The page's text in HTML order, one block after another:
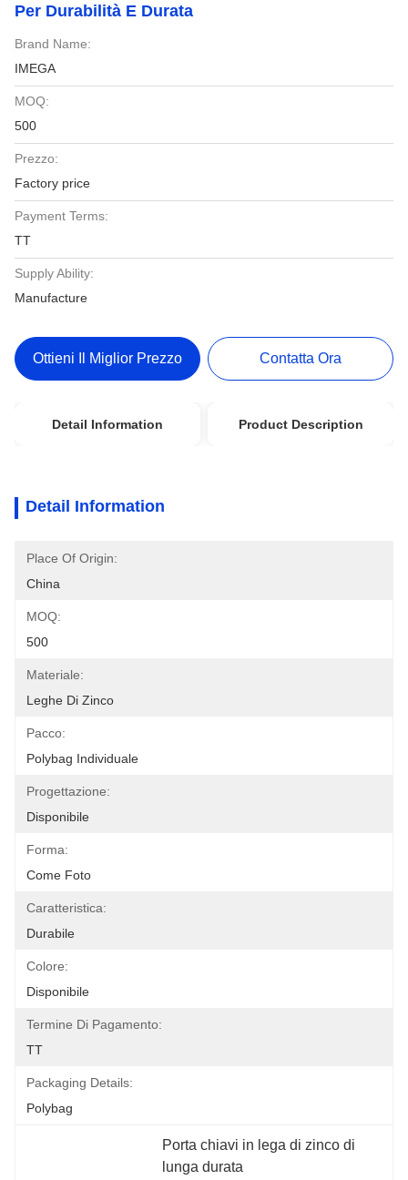
Per Durabilità E Durata
Brand Name:
IMEGA
MOQ:
500
Prezzo:
Factory price
Payment Terms:
TT
Supply Ability:
Manufacture
Ottieni Il Miglior Prezzo Contatta Ora
Detail Information Product Description
Detail Information
Place Of Origin:
China
MOQ:
500
Materiale:
Leghe Di Zinco
Pacco:
Polybag Individuale
Progettazione:
Disponibile
Forma:
Come Foto
Caratteristica:
Durabile
Colore:
Disponibile
Termine Di Pagamento:
TT
Packaging Details:
Polybag
Porta chiavi in lega di zinco di
lunga durata